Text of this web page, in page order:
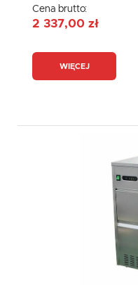
Cena brutto:
2 337,00 zł
WIĘCEJ